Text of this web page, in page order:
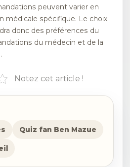
peuvent varier en
médicale spécifique. Le choix
donc des préférences du
du médecin et de la
Notez cet article !
Quiz fan Ben Mazue